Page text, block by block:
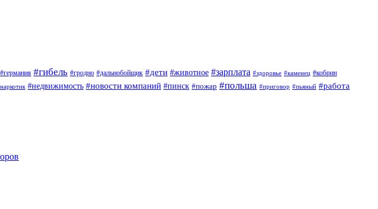
#германия #гибель #гродно #дальнобойщик #дети #животное #зарплата #здоровье #каменец #кобрин
#недвижимость #новости компаний #пинск #пожар #польша #приговор #пьяный #работа